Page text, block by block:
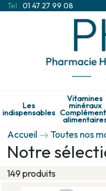
Tel : 01 47 27 99 08
Les
indispensables
Vitamines
minéraux
Accueil Toutes nos
Notre
149 produits